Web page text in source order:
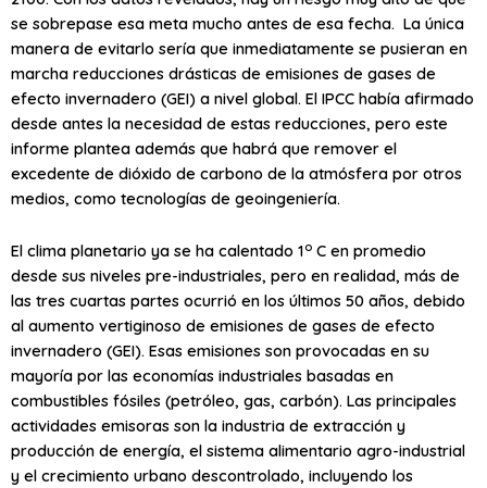
se sobrepase esa meta mucho antes de esa fecha. La única
manera de evitarlo sería que inmediatamente se pusieran en
marcha reducciones drásticas de emisiones de gases de
efecto invernadero (GEI) a nivel global. El IPCC había afirmado
desde antes la necesidad de estas reducciones, pero este
informe plantea además que habrá que remover el
excedente de dióxido de carbono de la atmósfera por otros
medios, como tecnologías de geoingeniería.
El clima planetario ya se ha calentado 1o C en promedio
desde sus niveles pre-industriales, pero en realidad, más de
las tres cuartas partes ocurrió en los últimos 50 años, debido
al aumento vertiginoso de emisiones de gases de efecto
invernadero (GEI). Esas emisiones son provocadas en su
mayoría por las economías industriales basadas en
combustibles fósiles (petróleo, gas, carbón). Las principales
actividades emisoras son la industria de extracción y
producción de energía, el sistema alimentario agro-industrial
y el crecimiento urbano descontrolado, incluyendo los